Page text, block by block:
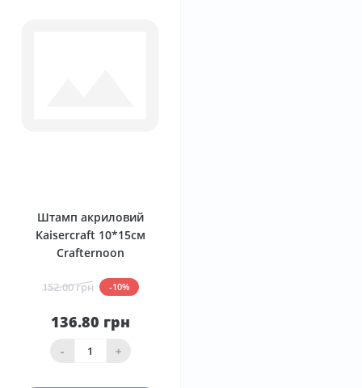
Штамп акриловий
Kaisercraft 10*15см
Crafternoon
152.00 грн -10%
136.80 грн
- +